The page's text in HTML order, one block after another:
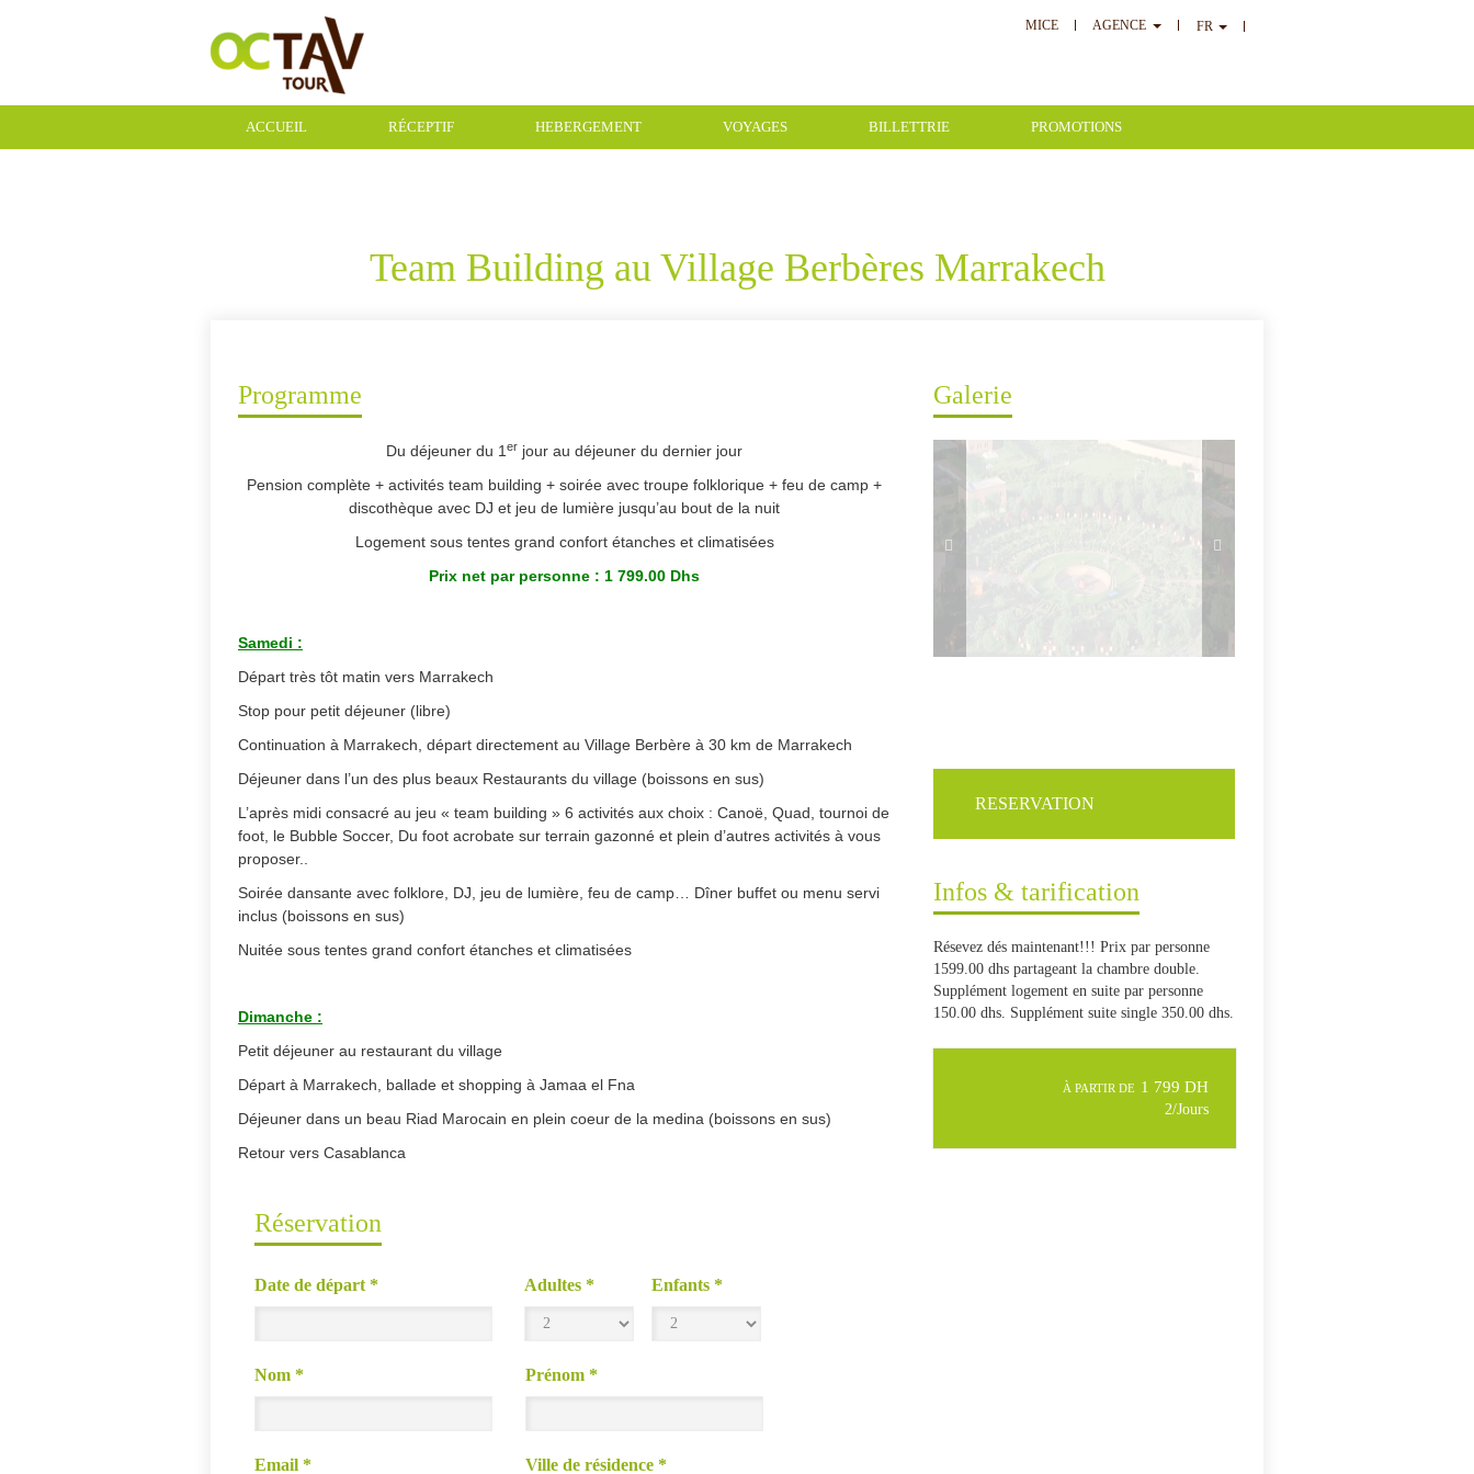
MICE AGENCE FR
ACCUEIL RÉCEPTIF HEBERGEMENT VOYAGES BILLETTRIE PROMOTIONS
Team Building au Village Berbères Marrakech
Programme
Du déjeuner du 1er jour au déjeuner du dernier jour
Pension complète + activités team building + soirée avec troupe folklorique + feu de camp +
discothèque avec DJ et jeu de lumière jusqu’au bout de la nuit
Logement sous tentes grand confort étanches et climatisées
Prix net par personne : 1 799.00 Dhs
Samedi :
Départ très tôt matin vers Marrakech
Stop pour petit déjeuner (libre)
Continuation à Marrakech, départ directement au Village Berbère à 30 km de Marrakech
Déjeuner dans l’un des plus beaux Restaurants du village (boissons en sus)
L’après midi consacré au jeu « team building » 6 activités aux choix : Canoë, Quad, tournoi de
foot, le Bubble Soccer, Du foot acrobate sur terrain gazonné et plein d’autres activités à vous
proposer..
Soirée dansante avec folklore, DJ, jeu de lumière, feu de camp… Dîner buffet ou menu servi
inclus (boissons en sus)
Nuitée sous tentes grand confort étanches et climatisées
Dimanche :
Petit déjeuner au restaurant du village
Départ à Marrakech, ballade et shopping à Jamaa el Fna
Déjeuner dans un beau Riad Marocain en plein coeur de la medina (boissons en sus)
Retour vers Casablanca
Galerie
RESERVATION
Infos & tarification
Résevez dés maintenant!!! Prix par personne
1599.00 dhs partageant la chambre double.
Supplément logement en suite par personne
150.00 dhs. Supplément suite single 350.00 dhs.
À PARTIR DE 1 799 DH
2/Jours
Réservation
Date de départ * Adultes * Enfants *
Nom * Prénom *
Email * Ville de résidence *